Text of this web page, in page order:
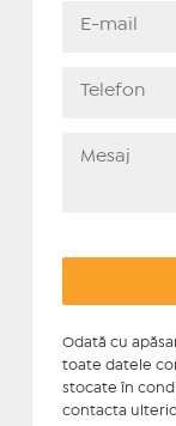
Odată cu
toate datele
stocate în
contacta